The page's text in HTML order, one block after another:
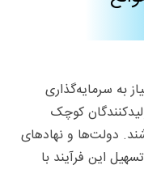
به سرمایه‌گذاری
کوچک
دولت‌ها و نهادهای
این فرآیند با